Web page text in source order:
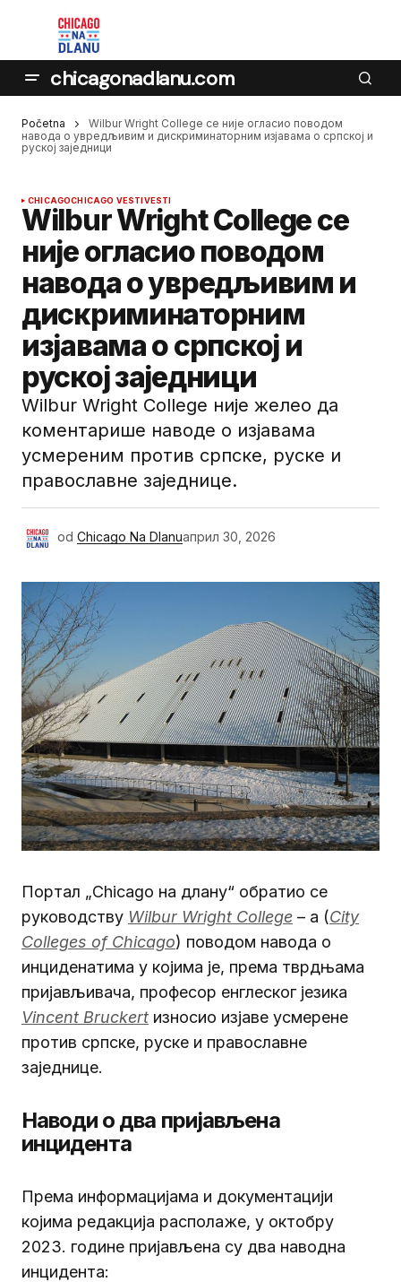
chicagonadlanu.com
Početna
Wilbur Wright College се није огласио поводом
навода о увредљивим и дискриминаторним изјавама о српској и
руској заједници
CHICAGOCHICAGO VESTI VESTI
Wilbur Wright College се
није огласио поводом
навода о увредљивим и
дискриминаторним
изјавама о српској и
руској заједници
Wilbur Wright College није желео да
коментарише наводе о изјавама
усмереним против српске, руске и
православне заједнице.
od Chicago Na Dlanuаприл 30, 2026
Портал „Chicago на длану“ обратио се
руководству Wilbur Wright College – а (City
Colleges of Chicago) поводом навода о
инциденатима у којима је, према тврдњама
пријављивача, професор енглеског језика
Vincent Bruckert износио изјаве усмерене
против српске, руске и православне
заједнице.
Наводи о два пријављена
инцидента
Према информацијама и документацији
којима редакција располаже, у октобру
2023. године пријављена су два наводна
инцидента: